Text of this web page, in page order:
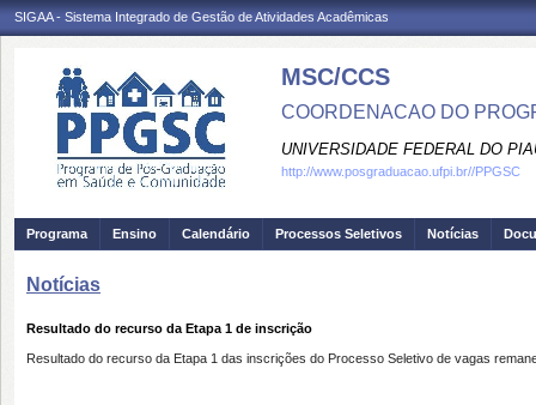
SIGAA - Sistema Integrado de Gestão de Atividades Acadêmicas
MSC/CCS
COORDENACAO DO
UNIVERSIDADE FEDERAL DO
http://www.posgraduacao.ufpi.br//PPGSC
Programa Ensino Calendário Processos Seletivos Notícias
Notícias
Resultado do recurso da Etapa 1 de inscrição
Resultado do recurso da Etapa 1 das inscrições do Processo Seletivo de vagas